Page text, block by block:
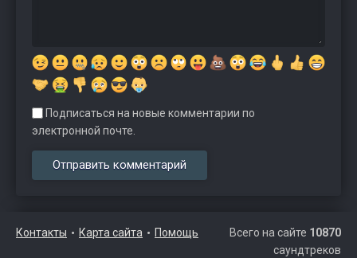
Подписаться на новые комментарии по
электронной почте.
Контакты Карта сайта Помощь Всего на сайте 10870
саундтреков